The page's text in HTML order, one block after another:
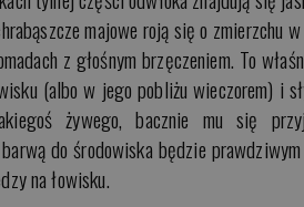
majowe roją się o zmierzchu
z głośnym brzęczeniem. To
(albo w jego pobliżu wieczorem) i
żywego, bacznie mu się
do środowiska będzie
na łowisku.